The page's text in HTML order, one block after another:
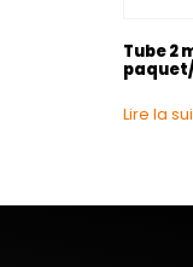
Tube 2
Lire la